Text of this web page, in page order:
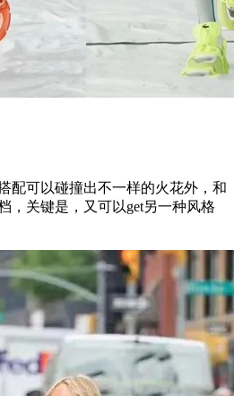
可以碰撞出不一样的火花外，和
，关键是，又可以get另一种风格